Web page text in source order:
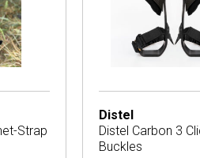
Strap
Distel
Distel Carbon 3
Buckles